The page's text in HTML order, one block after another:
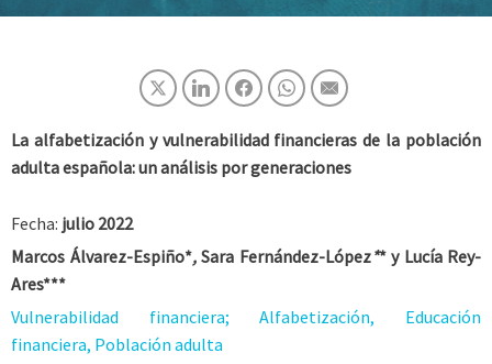
La alfabetización y vulnerabilidad financieras de la población
adulta española: un análisis por generaciones
Fecha: julio 2022
Marcos Álvarez-Espiño*, Sara Fernández-López** y Lucía Rey-
Ares***
Vulnerabilidad financiera; Alfabetización, Educación
financiera, Población adulta